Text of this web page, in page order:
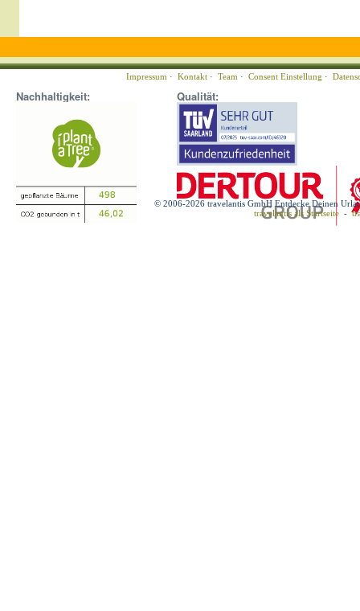
Impressum · Kontakt · Team · Consent Einstellung ·
Nachhaltigkeit: Qualität:
© 2006-2026 travelantis GmbH Entdecke Deinen
travelantis als Startseite -